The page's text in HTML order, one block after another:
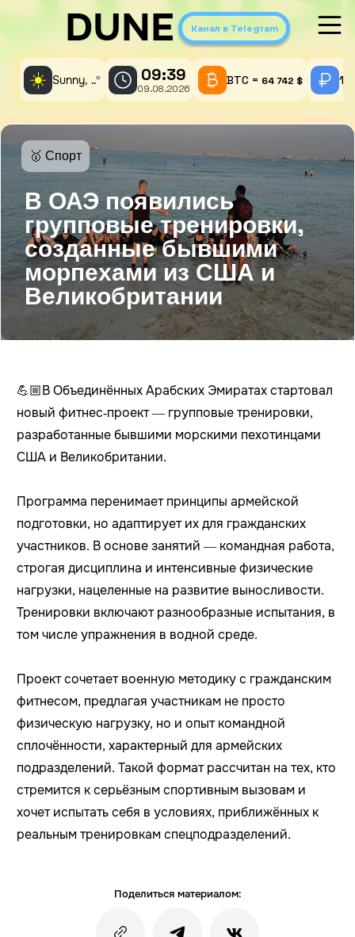
DUNE Канал в Telegram
☀️ Sunny, ..° 09:39
09.08.2026
BTC = 64 742 $ 1
В ОАЭ появились
групповые тренировки,
созданные бывшими
морпехами из США и
Великобритании
🥇 Спорт
💪🏼В Объединённых Арабских Эмиратах стартовал
новый фитнес‑проект — групповые тренировки,
разработанные бывшими морскими пехотинцами
США и Великобритании.
Программа перенимает принципы армейской
подготовки, но адаптирует их для гражданских
участников. В основе занятий — командная работа,
строгая дисциплина и интенсивные физические
нагрузки, нацеленные на развитие выносливости.
Тренировки включают разнообразные испытания, в
том числе упражнения в водной среде.
Проект сочетает военную методику с гражданским
фитнесом, предлагая участникам не просто
физическую нагрузку, но и опыт командной
сплочённости, характерный для армейских
подразделений. Такой формат рассчитан на тех, кто
стремится к серьёзным спортивным вызовам и
хочет испытать себя в условиях, приближённых к
реальным тренировкам спецподразделений.
Поделиться материалом: